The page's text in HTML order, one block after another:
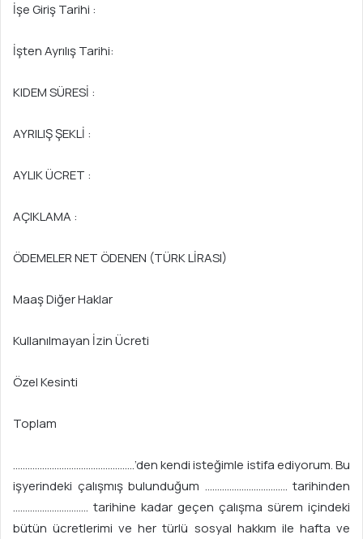
İşe Giriş Tarihi :
İşten Ayrılış Tarihi:
KIDEM SÜRESİ :
AYRILIŞ ŞEKLİ :
AYLIK ÜCRET :
AÇIKLAMA :
ÖDEMELER NET ÖDENEN (TÜRK LİRASI)
Maaş Diğer Haklar
Kullanılmayan İzin Ücreti
Özel Kesinti
Toplam
…………………………………………..’den kendi isteğimle istifa ediyorum. Bu
işyerindeki çalışmış bulunduğum ……………………………. tarihinden
…………………………. tarihine kadar geçen çalışma sürem içindeki
bütün ücretlerimi ve her türlü sosyal hakkım ile hafta ve